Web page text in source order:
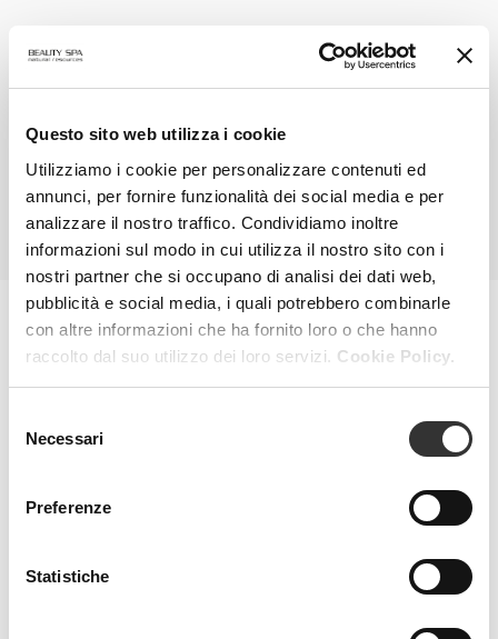
Questo sito web utilizza i cookie
Utilizziamo i cookie per personalizzare contenuti ed
annunci, per fornire funzionalità dei social media e per
analizzare il nostro traffico. Condividiamo inoltre
informazioni sul modo in cui utilizza il nostro sito con i
nostri partner che si occupano di analisi dei dati web,
pubblicità e social media, i quali potrebbero combinarle
con altre informazioni che ha fornito loro o che hanno
raccolto dal suo utilizzo dei loro servizi. Cookie Policy.
delNecessari
Preferenze
Statistiche
Latte Detergente Idratante Delicato
VEDI PRODOTTO
TUTTI I PRODOTTI
MAGAZINE